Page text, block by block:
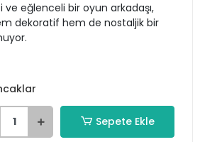
eğlenceli bir oyun arkadaşı,
dekoratif hem de nostaljik bir
Sepete Ekle